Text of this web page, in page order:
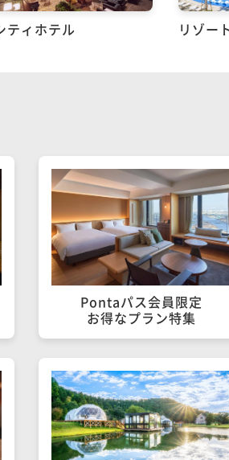
ティホテル リゾー
Pontaパス会員限定
お得なプラン特集